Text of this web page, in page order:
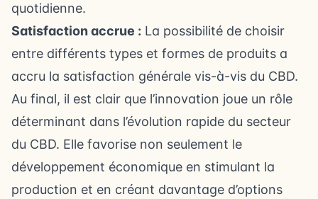
quotidienne.
Satisfaction accrue : La possibilité de choisir
entre différents types et formes de produits a
accru la satisfaction générale vis-à-vis du CBD.
Au final, il est clair que l’innovation joue un rôle
déterminant dans l’évolution rapide du secteur
du CBD. Elle favorise non seulement le
développement économique en stimulant la
production et en créant davantage d’options